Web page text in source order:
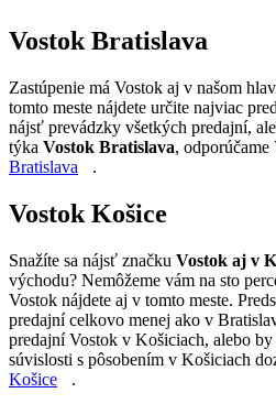
Vostok Bratislava
Zastúpenie má Vostok aj v našom
tomto meste nájdete určite najviac
nájsť prevádzky všetkých predajní,
týka Vostok Bratislava,
Bratislava
.
Vostok Košice
Snažíte sa nájsť značku Vostok aj v
východu? Nemôžeme vám na sto
Vostok nájdete aj v tomto meste.
predajní celkovo menej ako v
predajní Vostok v Košiciach, alebo
súvislosti s pôsobením v Košiciach
Košice
.